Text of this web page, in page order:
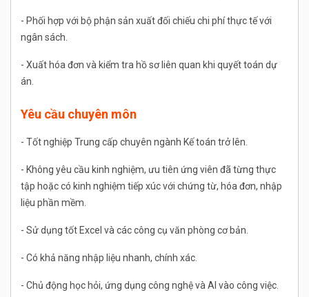
- Phối hợp với bộ phận sản xuất đối chiếu chi phí thực tế với
ngân sách.
- Xuất hóa đơn và kiểm tra hồ sơ liên quan khi quyết toán dự
án.
Yêu cầu chuyên môn
- Tốt nghiệp Trung cấp chuyên ngành Kế toán trở lên.
- Không yêu cầu kinh nghiệm, ưu tiên ứng viên đã từng thực
tập hoặc có kinh nghiệm tiếp xúc với chứng từ, hóa đơn, nhập
liệu phần mềm.
- Sử dụng tốt Excel và các công cụ văn phòng cơ bản.
- Có khả năng nhập liệu nhanh, chính xác.
- Chủ động học hỏi, ứng dụng công nghệ và AI vào công việc.